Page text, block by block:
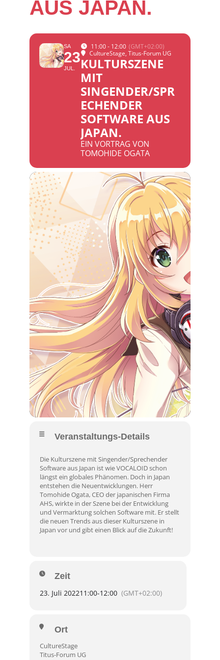
AUS JAPAN.
SA
23
JUL.
11:00 - 12:00 (GMT+02:00)
CultureStage, Titus-Forum UG
KULTURSZENE
MIT
SINGENDER/SPR
ECHENDER
SOFTWARE AUS
JAPAN.
EIN VORTRAG VON
TOMOHIDE OGATA
Veranstaltungs-Details
Die Kulturszene mit Singender/Sprechender
Software aus Japan ist wie VOCALOID schon
längst ein globales Phänomen. Doch in Japan
entstehen die Neuentwicklungen. Herr
Tomohide Ogata, CEO der japanischen Firma
AHS, wirkte in der Szene bei der Entwicklung
und Vermarktung solchen Software mit. Er stellt
die neuen Trends aus dieser Kulturszene in
Japan vor und gibt einen Blick auf die Zukunft!
Zeit
23. Juli 202211:00-12:00 (GMT+02:00)
Ort
CultureStage
Titus-Forum UG